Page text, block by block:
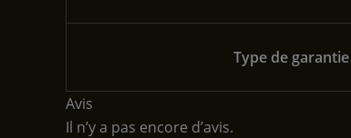
Type de garantie
Avis
Il n’y a pas encore d’avis.